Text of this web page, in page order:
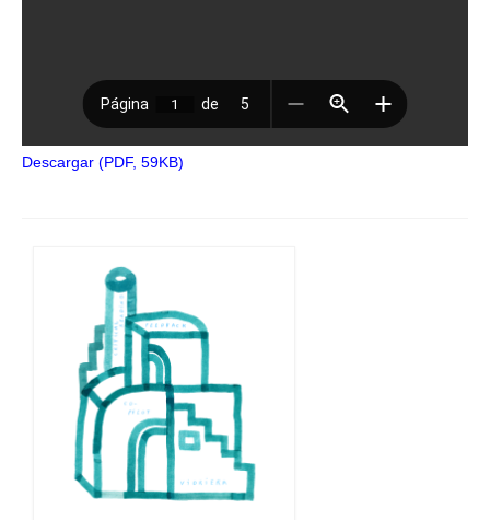
Descargar (PDF, 59KB)